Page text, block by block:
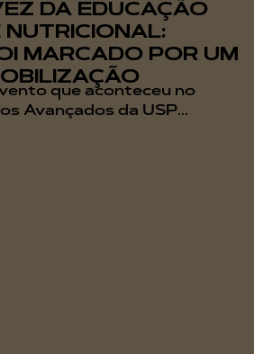
DA EDUCAÇÃO
NUTRICIONAL:
MARCADO POR UM
que aconteceu no
Avançados da USP...